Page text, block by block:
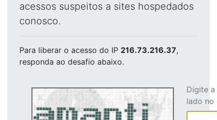
acessos suspeitos a sites hospedados
conosco.
Para liberar o acesso do IP 216.73.216.37,
responda ao desafio abaixo.
Digite
lado no